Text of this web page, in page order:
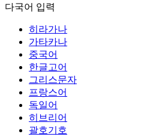
다국어 입력
히라가나
가타카나
중국어
한글고어
그리스문자
프랑스어
독일어
히브리어
괄호기호